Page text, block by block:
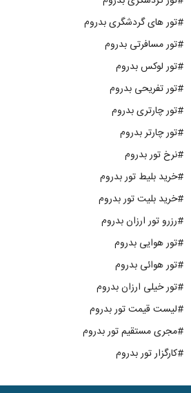
#تور های گردشگری بدروم
#تور مسافرتی بدروم
#تور لوکس بدروم
#تور تفریحی بدروم
#تور چارتری بدروم
#تور چارتر بدروم
#نرخ تور بدروم
#خرید بلیط تور بدروم
#خرید بلیت تور بدروم
#رزرو تور ارزان بدروم
#تور هوایی بدروم
#تور هوائی بدروم
#تور خیلی ارزان بدروم
#لیست قیمت تور بدروم
#مجری مستقیم تور بدروم
#کارگزار تور بدروم